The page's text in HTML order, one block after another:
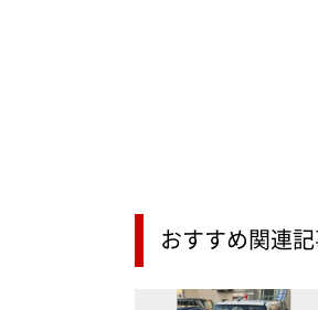
おすすめ関連